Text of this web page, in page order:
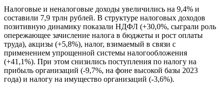
Налоговые и неналоговые доходы увеличились на 9,4% и
составили 7,9 трлн рублей. В структуре налоговых доходов
позитивную динамику показали НДФЛ (+30,0%, сыграли роль
опережающее зачисление налога в бюджеты и рост оплаты
труда), акцизы (+5,8%), налог, взимаемый в связи с
применением упрощенной системы налогообложения
(+41,1%). При этом снизились поступления по налогу на
прибыль организаций (-9,7%, на фоне высокой базы 2023
года) и налогу на имущество организаций (-3,6%).